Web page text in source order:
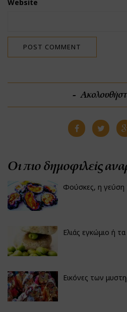
Website
Οι πιο δημοφιλείς
Φούσκες, η γεύση
Ελιάς εγκώμιο ή
Εικόνες των